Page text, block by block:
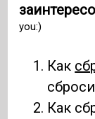
you:)
Как
Как